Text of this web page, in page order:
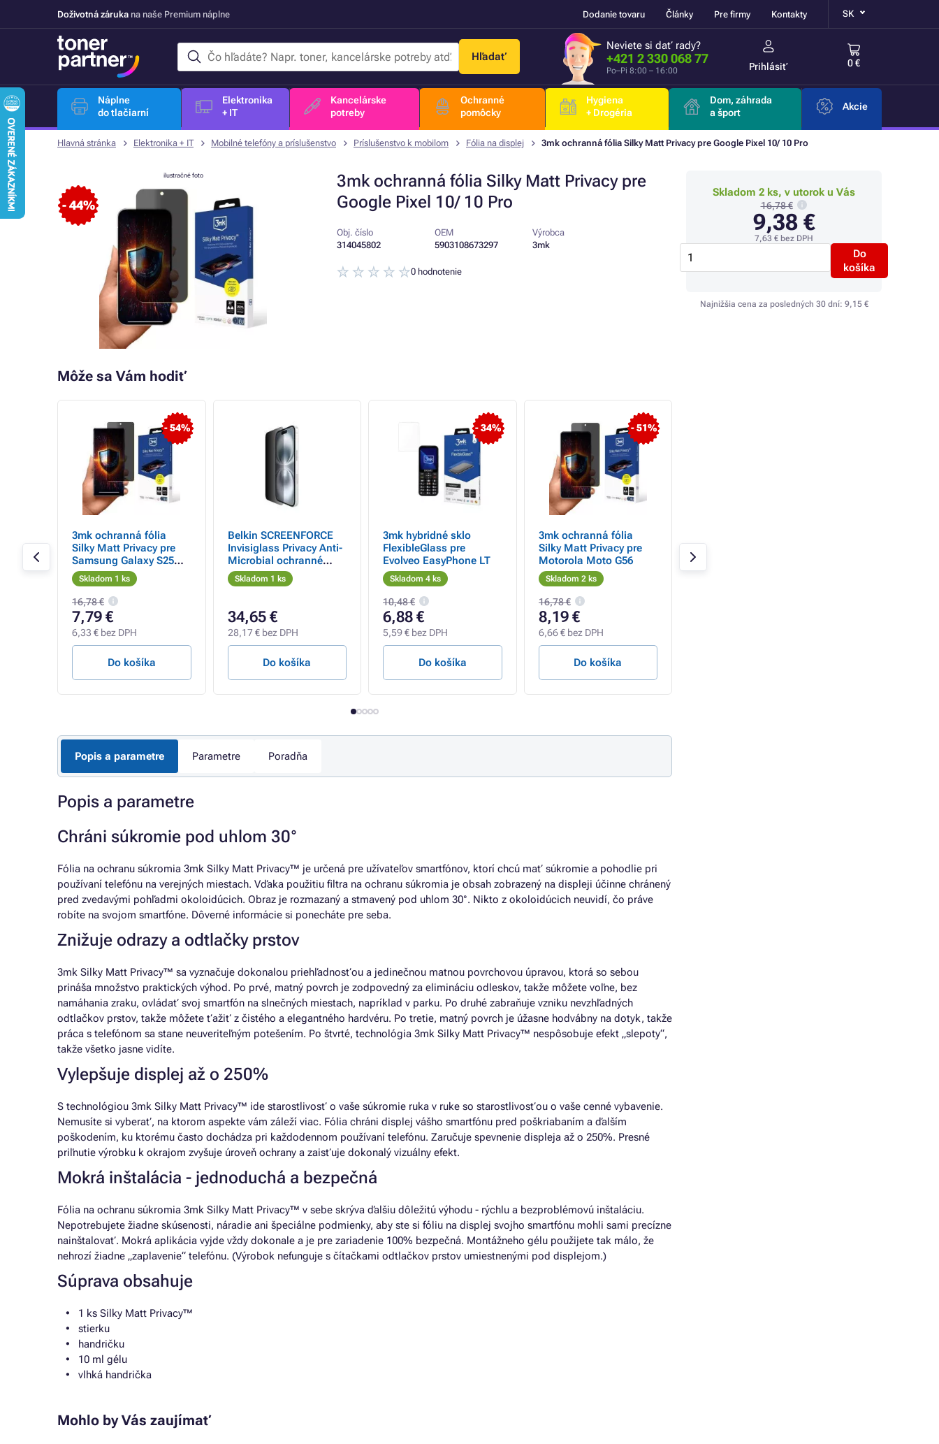
Doživotná záruka na naše Premium náplne Dodanie tovaru Články Pre firmy Kontakty SK
Hľadať
Neviete si dať rady?
+421 2 330 068 77
Po–Pi 8:00 – 16:00 Prihlásiť 0 €
Náplne
do tlačiarní
Elektronika
+ IT
Kancelárske
potreby
Ochranné
pomôcky
Hygiena
+ Drogéria
Dom, záhrada
a šport
Akcie
Hlavná stránka Elektronika + IT Mobilné telefóny a príslušenstvo Príslušenstvo k mobilom Fólia na displej 3mk ochranná fólia Silky Matt Privacy pre Google Pixel 10/ 10 Pro
3mk ochranná fólia Silky Matt Privacy pre
Google Pixel 10/ 10 Pro
- 44%
ilustračné foto
Obj. číslo
314045802
OEM
5903108673297
Výrobca
3mk
0 hodnotenie
Skladom 2 ks, v utorok u Vás
16,78 €
9,38 €
7,63 € bez DPH
Do
košíka
Najnižšia cena za posledných 30 dní: 9,15 €
Môže sa Vám hodiť
Moto
- 54%
3mk ochranná fólia
Silky Matt Privacy pre
Samsung Galaxy S25
Ultra
Skladom 1 ks
16,78 €
7,79 €
6,33 € bez DPH
Do košíka
Belkin SCREENFORCE
Invisiglass Privacy Anti-
Microbial ochranné
privátne sklo pre iPhone
16 / 15 / 14 Pre
Skladom 1 ks
34,65 €
28,17 € bez DPH
Do košíka
- 34%
3mk hybridné sklo
FlexibleGlass pre
Evolveo EasyPhone LT
Skladom 4 ks
10,48 €
6,88 €
5,59 € bez DPH
Do košíka
- 51%
3mk ochranná fólia
Silky Matt Privacy pre
Motorola Moto G56
Skladom 2 ks
16,78 €
8,19 €
6,66 € bez DPH
Do košíka
Silky Matt Privacy pre
Honor 400 PRO
Popis a parametre Parametre Poradňa
Popis a parametre
Chráni súkromie pod uhlom 30°
Fólia na ochranu súkromia 3mk Silky Matt Privacy™ je určená pre užívateľov smartfónov, ktorí chcú mať súkromie a pohodlie pri
používaní telefónu na verejných miestach. Vďaka použitiu filtra na ochranu súkromia je obsah zobrazený na displeji účinne chránený
pred zvedavými pohľadmi okoloidúcich. Obraz je rozmazaný a stmavený pod uhlom 30°. Nikto z okoloidúcich neuvidí, čo práve
robíte na svojom smartfóne. Dôverné informácie si ponecháte pre seba.
Znižuje odrazy a odtlačky prstov
3mk Silky Matt Privacy™ sa vyznačuje dokonalou priehľadnosťou a jedinečnou matnou povrchovou úpravou, ktorá so sebou
prináša množstvo praktických výhod. Po prvé, matný povrch je zodpovedný za elimináciu odleskov, takže môžete voľne, bez
namáhania zraku, ovládať svoj smartfón na slnečných miestach, napríklad v parku. Po druhé zabraňuje vzniku nevzhľadných
odtlačkov prstov, takže môžete ťažiť z čistého a elegantného hardvéru. Po tretie, matný povrch je úžasne hodvábny na dotyk, takže
práca s telefónom sa stane neuveriteľným potešením. Po štvrté, technológia 3mk Silky Matt Privacy™ nespôsobuje efekt „slepoty“,
takže všetko jasne vidíte.
Vylepšuje displej až o 250%
S technológiou 3mk Silky Matt Privacy™ ide starostlivosť o vaše súkromie ruka v ruke so starostlivosťou o vaše cenné vybavenie.
Nemusíte si vyberať, na ktorom aspekte vám záleží viac. Fólia chráni displej vášho smartfónu pred poškriabaním a ďalším
poškodením, ku ktorému často dochádza pri každodennom používaní telefónu. Zaručuje spevnenie displeja až o 250%. Presné
priľnutie výrobku k okrajom zvyšuje úroveň ochrany a zaisťuje dokonalý vizuálny efekt.
Mokrá inštalácia - jednoduchá a bezpečná
Fólia na ochranu súkromia 3mk Silky Matt Privacy™ v sebe skrýva ďalšiu dôležitú výhodu - rýchlu a bezproblémovú inštaláciu.
Nepotrebujete žiadne skúsenosti, náradie ani špeciálne podmienky, aby ste si fóliu na displej svojho smartfónu mohli sami precízne
nainštalovať. Mokrá aplikácia vyjde vždy dokonale a je pre zariadenie 100% bezpečná. Montážneho gélu použijete tak málo, že
nehrozí žiadne „zaplavenie“ telefónu. (Výrobok nefunguje s čítačkami odtlačkov prstov umiestnenými pod displejom.)
Súprava obsahuje
1 ks Silky Matt Privacy™
stierku
handričku
10 ml gélu
vlhká handrička
Mohlo by Vás zaujímať